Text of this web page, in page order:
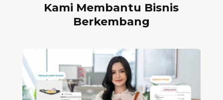
Kami Membantu Bisnis
Berkembang